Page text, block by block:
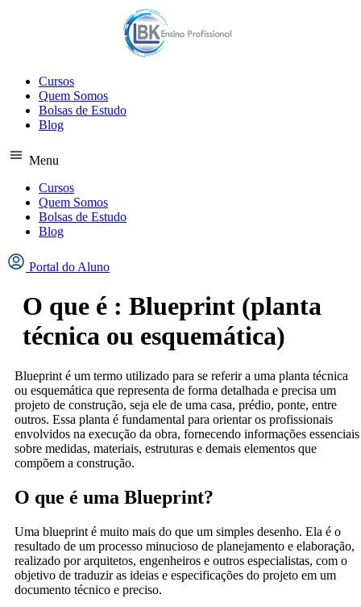
Cursos
Quem Somos
Bolsas de Estudo
Blog
Menu
Cursos
Quem Somos
Bolsas de Estudo
Blog
Portal do Aluno
O que é : Blueprint (planta
técnica ou esquemática)
Blueprint é um termo utilizado para se referir a uma planta técnica
ou esquemática que representa de forma detalhada e precisa um
projeto de construção, seja ele de uma casa, prédio, ponte, entre
outros. Essa planta é fundamental para orientar os profissionais
envolvidos na execução da obra, fornecendo informações essenciais
sobre medidas, materiais, estruturas e demais elementos que
compõem a construção.
O que é uma Blueprint?
Uma blueprint é muito mais do que um simples desenho. Ela é o
resultado de um processo minucioso de planejamento e elaboração,
realizado por arquitetos, engenheiros e outros especialistas, com o
objetivo de traduzir as ideias e especificações do projeto em um
documento técnico e preciso.